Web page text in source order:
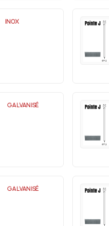
INOX
GALVANISÉ
GALVANISÉ